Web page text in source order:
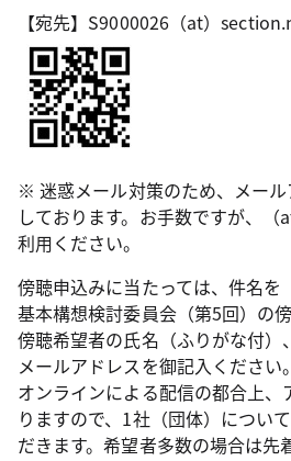
【宛先】S9000026（at）
※ 迷惑メール対策のため、メー
しております。お手数ですが、
利用ください。
傍聴申込みに当たっては、件名を
基本構想検討委員会（第5回）の
傍聴希望者の氏名（ふりがな付）
メールアドレスを御記入ください。
オンラインによる配信の都合上、
りますので、1社（団体）につい
だきます。希望者多数の場合は先